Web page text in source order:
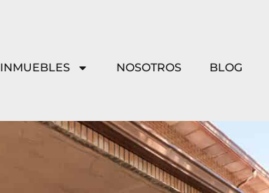
INMUEBLES NOSOTROS BLOG